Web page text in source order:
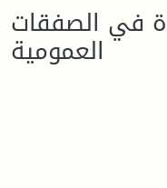
في الصفقات
العمومية